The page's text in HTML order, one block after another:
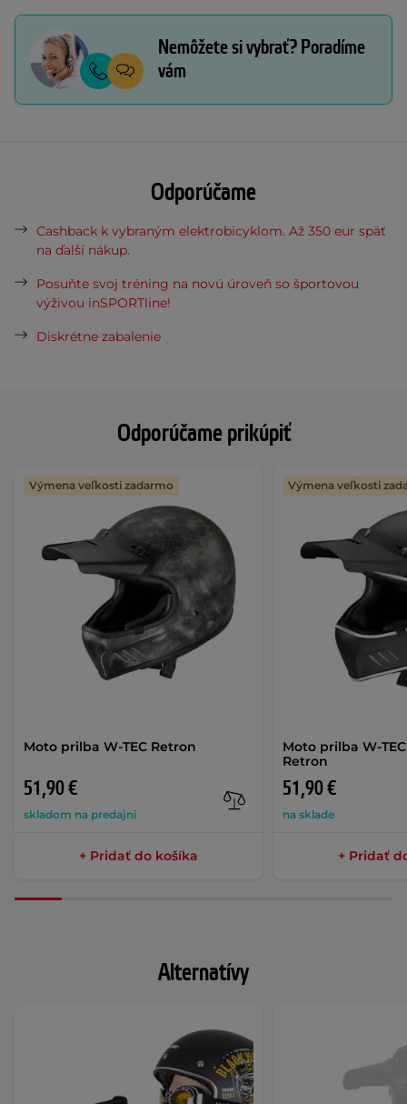
Odporúčame prikúpiť
Moto prilba W-TEC Retron
51,90 €
skladom na predajni
Výmena veľkosti zadarmo
+ Pridať do košíka
Moto prilba W-
Retron
51,90 €
na sklade
Výmena veľkosti
+ Pridať
Nemôžete si vybrať? Poradíme
vám
Odporúčame
Cashback k vybraným elektrobicyklom. Až 350 eur späť
na ďalší nákup.
Posuňte svoj tréning na novú úroveň so športovou
výživou inSPORTline!
Diskrétne zabalenie
Alternatívy